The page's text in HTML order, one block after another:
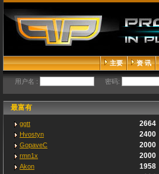
主要 资 讯
用户名 : 密码:
最富有
ggtt 2664
Hvostyn 2400
GopaveC 2000
rmn1x 2000
Akon 1958